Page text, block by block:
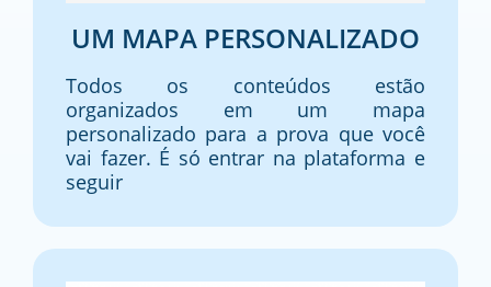
UM MAPA PERSONALIZADO
Todos os conteúdos estão
organizados em um mapa
personalizado para a prova que você
vai fazer. É só entrar na plataforma e
seguir